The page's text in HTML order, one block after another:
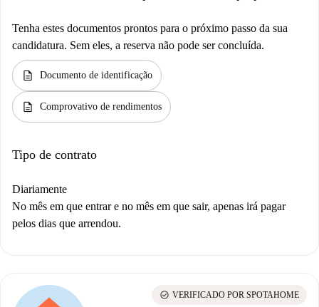
Tenha estes documentos prontos para o próximo passo da sua
candidatura. Sem eles, a reserva não pode ser concluída.
description Documento de identificação
description Comprovativo de rendimentos
Tipo de contrato
Diariamente
No mês em que entrar e no mês em que sair, apenas irá pagar
pelos dias que arrendou.
check_circle VERIFICADO POR SPOTAHOME